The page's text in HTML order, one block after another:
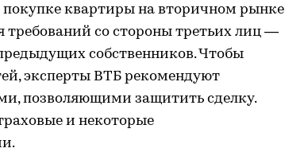
покупке квартиры на вторичном рынке
требований со стороны третьих лиц —
собственников. Чтобы
эксперты ВТБ рекомендуют
позволяющими защитить сделку.
и некоторые